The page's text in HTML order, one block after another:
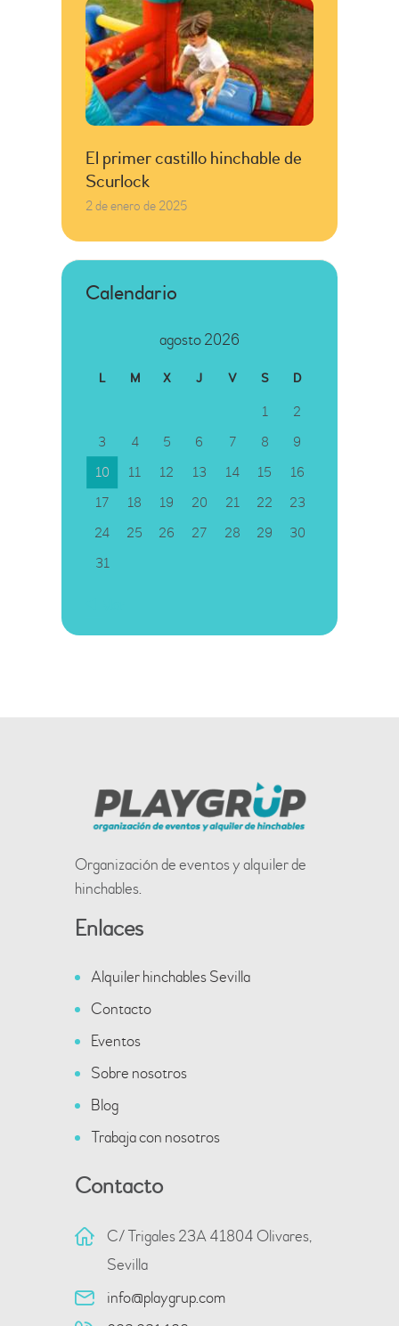
El primer castillo hinchable de
Scurlock
2 de enero de 2025
Calendario
agosto 2026
L M X J V S D
1
2
3
4 5 6 7 8
9
10
11 12 13 14 15
16
17
18 19 20 21 22
23
24
25 26 27 28 29
30
31
Organización de eventos y alquiler de
hinchables.
Enlaces
Alquiler hinchables Sevilla
Contacto
Eventos
Sobre nosotros
Blog
Trabaja con nosotros
Contacto
C/ Trigales 23A 41804 Olivares,
Sevilla
info@playgrup.com